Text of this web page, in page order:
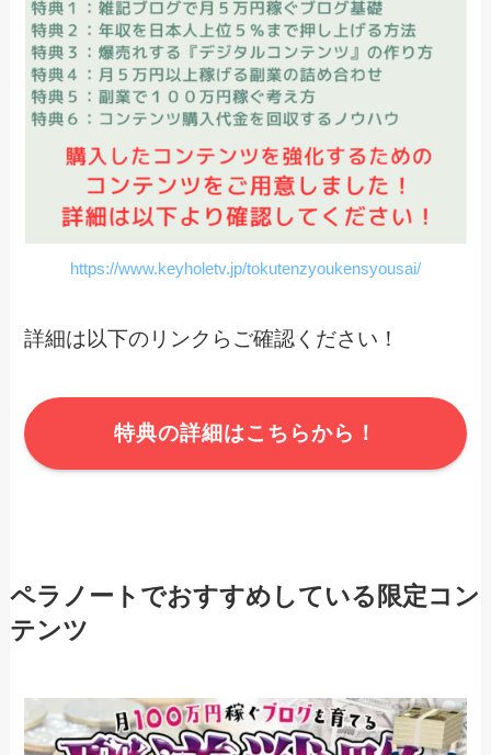
https://www.keyholetv.jp/tokutenzyoukensyousai/
詳細は以下のリンクらご確認ください！
特典の詳細はこちらから！
ペラノートでおすすめしている限定コン
テンツ